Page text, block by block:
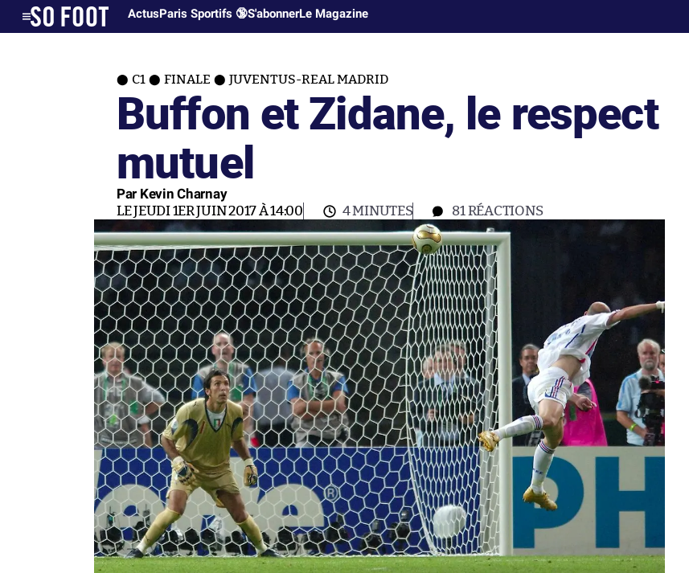
ActusParis Sportifs 🔞S'abonnerLe Magazine
C1 FINALE JUVENTUS-REAL MADRID
Buffon et Zidane, le respect
mutuel
Par Kevin Charnay
LE JEUDI 1ER JUIN 2017 À 14:00 4 MINUTES 81 RÉACTIONS